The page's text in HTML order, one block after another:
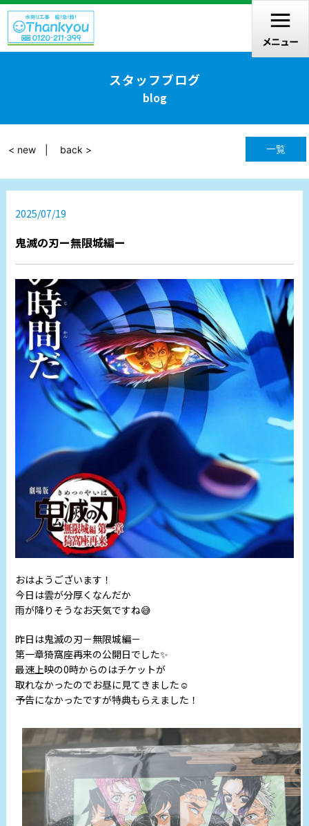
スタッフブログ
blog
一覧
< new back >
2025/07/19
鬼滅の刃ー無限城編ー
おはようございます！
今日は雲が分厚くなんだか
雨が降りそうなお天気ですね😅
昨日は鬼滅の刃－無限城編－
第一章猗窩座再来の公開日でした✨
最速上映の0時からのはチケットが
取れなかったのでお昼に見てきました☺️
予告になかったですが特典もらえました！